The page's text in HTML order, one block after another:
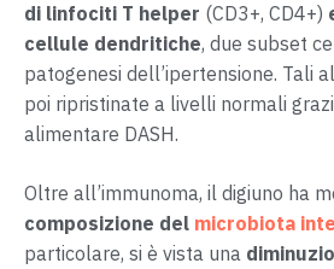
di linfociti T helper (CD3+, CD4+)
cellule dendritiche, due subset
patogenesi dell’ipertensione. Tali
poi ripristinate a livelli normali
alimentare DASH.
Oltre all’immunoma, il digiuno ha
composizione del microbiota
particolare, si è vista una